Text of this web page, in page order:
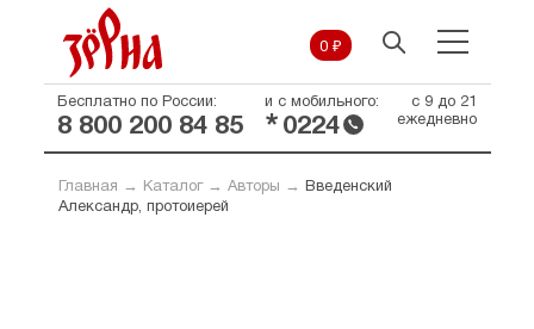
0 ₽
Бесплатно по России:
8 800 200 84 85
и с мобильного:
* 0224
с 9 до 21
ежедневно
Главная → Каталог→ Авторы →
Введенский
Александр, протоиерей